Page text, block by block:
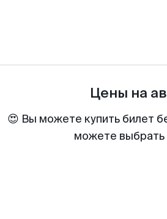
Цены на
😍 Вы можете купить билет
можете выбрать